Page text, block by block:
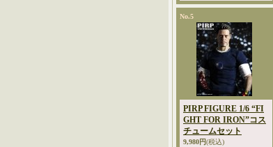
No.5
PIRP FIGURE 1/6 “FI
GHT FOR IRON”コス
チュームセット
9,980円(税込)